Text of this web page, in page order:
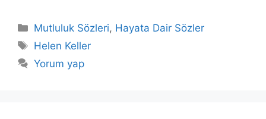
Kategoriler
Mutluluk Sözleri, Hayata Dair Sözler
Etiketler
Helen Keller
Yorum yap